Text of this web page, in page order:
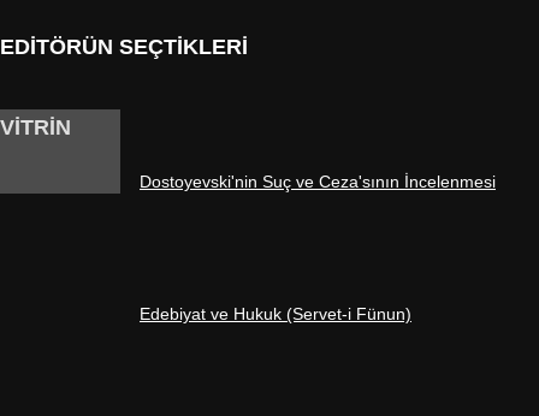
EDİTÖRÜN SEÇTİKLERİ
VİTRİN
Dostoyevski'nin Suç ve Ceza'sının İncelenmesi
Edebiyat ve Hukuk (Servet-i Fünun)